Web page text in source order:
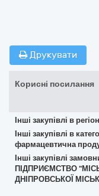
Друкувати
Корисні посилання
Інші закупівлі в
Інші закупівлі в
фармацевтична
Інші закупівлі
ПІДПРИЄМСТВО
ДНІПРОВСЬКОЇ